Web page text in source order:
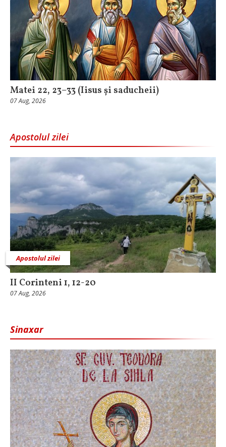
Matei 22, 23–33 (Iisus și saducheii)
07 Aug, 2026
Apostolul zilei
Apostolul zilei
II Corinteni 1, 12-20
07 Aug, 2026
Sinaxar